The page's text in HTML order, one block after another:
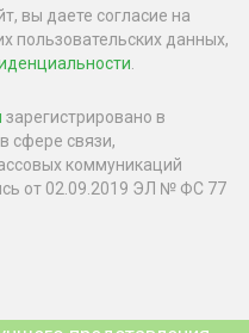
вы даете согласие на
пользовательских данных,
зарегистрировано в
сфере связи,
коммуникаций
от 02.09.2019 ЭЛ № ФС 77